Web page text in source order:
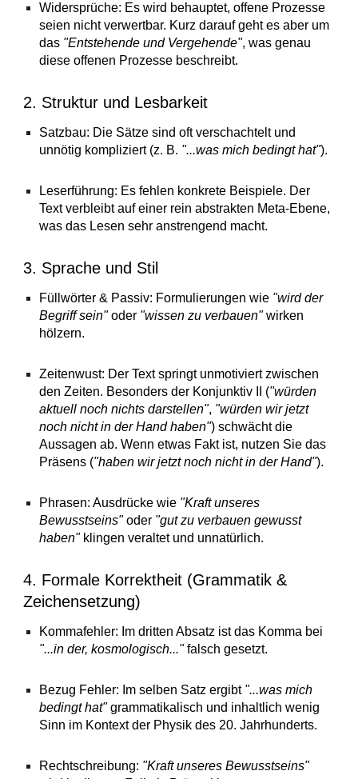
Widersprüche: Es wird behauptet, offene Prozesse
seien nicht verwertbar. Kurz darauf geht es aber um
das "Entstehende und Vergehende", was genau
diese offenen Prozesse beschreibt.
2. Struktur und Lesbarkeit
Satzbau: Die Sätze sind oft verschachtelt und
unnötig kompliziert (z. B. "...was mich bedingt hat").
Leserführung: Es fehlen konkrete Beispiele. Der
Text verbleibt auf einer rein abstrakten Meta-Ebene,
was das Lesen sehr anstrengend macht.
3. Sprache und Stil
Füllwörter & Passiv: Formulierungen wie "wird der
Begriff sein"oder "wissen zu verbauen"wirken
hölzern.
Zeitenwust: Der Text springt unmotiviert zwischen
den Zeiten. Besonders der Konjunktiv II ("würden
aktuell noch nichts darstellen", "würden wir jetzt
noch nicht in der Hand haben") schwächt die
Aussagen ab. Wenn etwas Fakt ist, nutzen Sie das
Präsens ("haben wir jetzt noch nicht in der Hand").
Phrasen: Ausdrücke wie "Kraft unseres
Bewusstseins"oder "gut zu verbauen gewusst
haben"klingen veraltet und unnatürlich.
4. Formale Korrektheit (Grammatik &
Zeichensetzung)
Kommafehler: Im dritten Absatz ist das Komma bei
"...in der, kosmologisch..."falsch gesetzt.
Bezug Fehler: Im selben Satz ergibt "...was mich
bedingt hat"grammatikalisch und inhaltlich wenig
Sinn im Kontext der Physik des 20. Jahrhunderts.
Rechtschreibung: "Kraft unseres Bewusstseins"